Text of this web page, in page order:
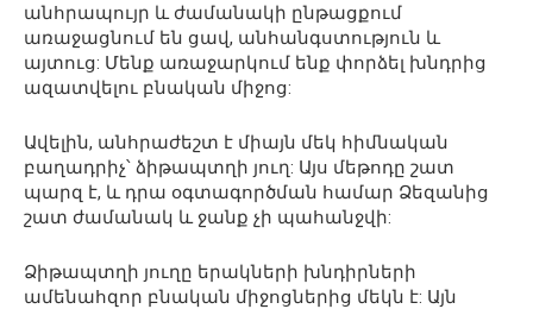
անհրապույր և ժամանակի ընթացքում
առաջացնում են ցավ, անհանգստություն և
այտուց: Մենք առաջարկում ենք փորձել խնդրից
ազատվելու բնական միջոց:
Ավելին, անհրաժեշտ է միայն մեկ հիմնական
բաղադրիչ՝ ձիթապտղի յուղ: Այս մեթոդը շատ
պարզ է, և դրա օգտագործման համար Ձեզանից
շատ ժամանակ և ջանք չի պահանջվի:
Ձիթապտղի յուղը երակների խնդիրների
ամենահզոր բնական միջոցներից մեկն է: Այն